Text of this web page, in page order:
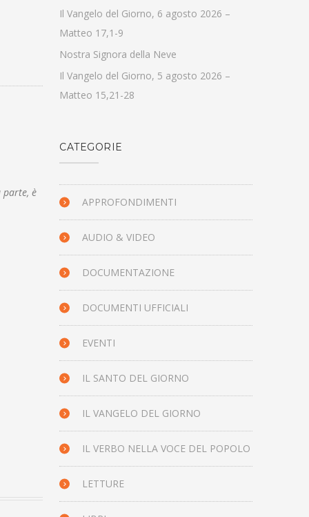
parte, è
Il Vangelo del Giorno, 6 agosto 2026 –
Matteo 17,1-9
Nostra Signora della Neve
Il Vangelo del Giorno, 5 agosto 2026 –
Matteo 15,21-28
CATEGORIE
APPROFONDIMENTI
AUDIO & VIDEO
DOCUMENTAZIONE
DOCUMENTI UFFICIALI
EVENTI
IL SANTO DEL GIORNO
IL VANGELO DEL GIORNO
IL VERBO NELLA VOCE DEL POPOLO
LETTURE